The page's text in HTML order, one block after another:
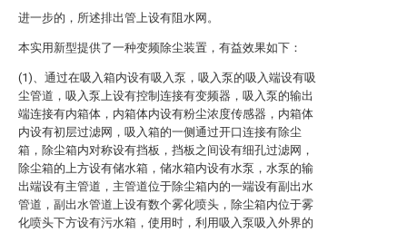
进一步的，所述排出管上设有阻水网。
本实用新型提供了一种变频除尘装置，有益效果如下：
(1)、通过在吸入箱内设有吸入泵，吸入泵的吸入端设有吸
尘管道，吸入泵上设有控制连接有变频器，吸入泵的输出
端连接有内箱体，内箱体内设有粉尘浓度传感器，内箱体
内设有初层过滤网，吸入箱的一侧通过开口连接有除尘
箱，除尘箱内对称设有挡板，挡板之间设有细孔过滤网，
除尘箱的上方设有储水箱，储水箱内设有水泵，水泵的输
出端设有主管道，主管道位于除尘箱内的一端设有副出水
管道，副出水管道上设有数个雾化喷头，除尘箱内位于雾
化喷头下方设有污水箱，使用时，利用吸入泵吸入外界的